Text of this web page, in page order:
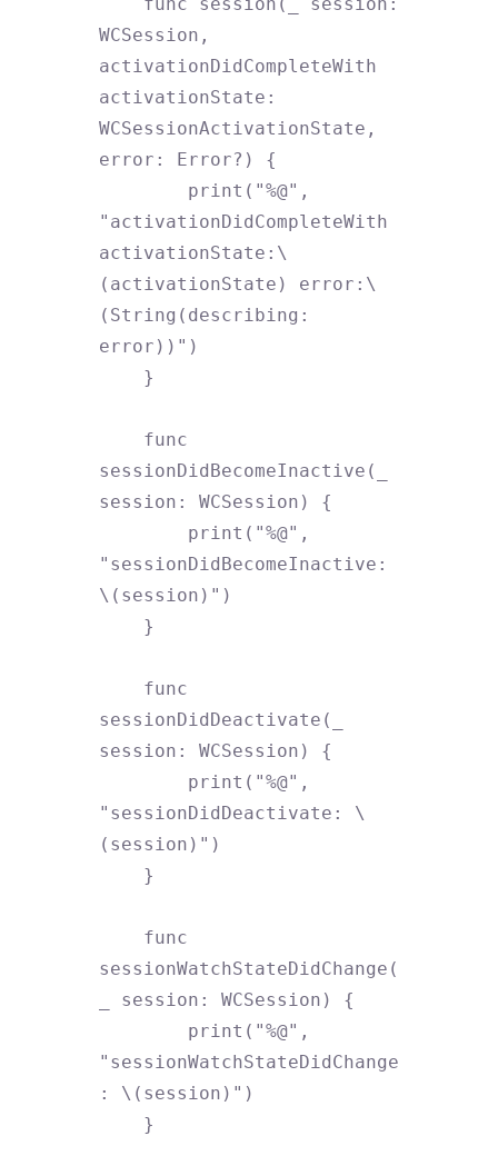
WCSession,
activationDidCompleteWith
activationState:
WCSessionActivationState,
error: Error?) {
"activationDidCompleteWith
activationState:\
(activationState) error:\
(String(describing:
error))")
sessionDidBecomeInactive(_
session: WCSession) {
"sessionDidBecomeInactive:
\(session)")
sessionDidDeactivate(_
session: WCSession) {
"sessionDidDeactivate: \
(session)")
sessionWatchStateDidChange(
_ session: WCSession) {
"sessionWatchStateDidChange
: \(session)")